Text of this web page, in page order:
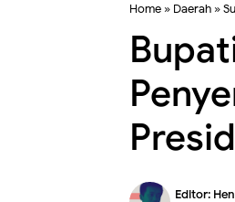
Home » Daerah »
Editor: